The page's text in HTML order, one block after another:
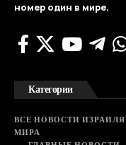
номер один в мире.
Категории
ВСЕ НОВОСТИ
МИРА